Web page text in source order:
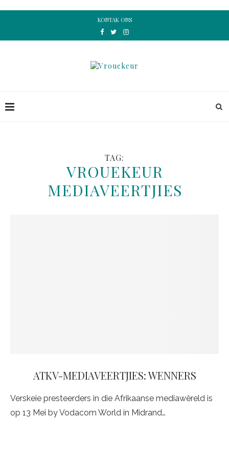
KONTAK ONS
TAG:
VROUEKEUR
MEDIAVEERTJIES
ATKV-MEDIAVEERTJIES: WENNERS
Verskeie presteerders in die Afrikaanse mediawêreld is
op 13 Mei by Vodacom World in Midrand…